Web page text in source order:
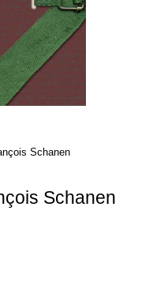
Schanen
Schanen